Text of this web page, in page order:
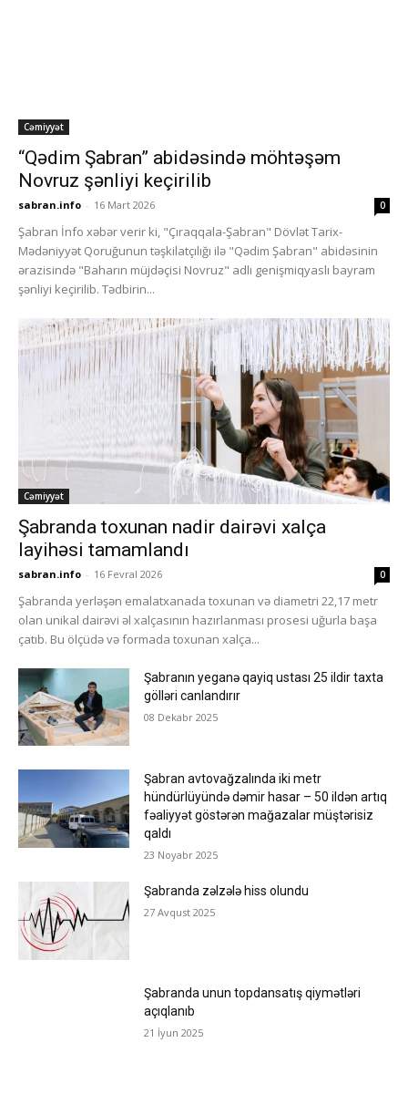
Cəmiyyət
“Qədim Şabran” abidəsində möhtəşəm
Novruz şənliyi keçirilib
sabran.info - 16 Mart 2026 0
Şabran İnfo xəbər verir ki, "Çıraqqala-Şabran" Dövlət Tarix-
Mədəniyyət Qoruğunun təşkilatçılığı ilə "Qədim Şabran" abidəsinin
ərazisində "Baharın müjdəçisi Novruz" adlı genişmiqyaslı bayram
şənliyi keçirilib. Tədbirin...
Cəmiyyət
Şabranda toxunan nadir dairəvi xalça
layihəsi tamamlandı
sabran.info - 16 Fevral 2026 0
Şabranda yerləşən emalatxanada toxunan və diametri 22,17 metr
olan unikal dairəvi əl xalçasının hazırlanması prosesi uğurla başa
çatıb. Bu ölçüdə və formada toxunan xalça...
Şabranın yeganə qayiq ustası 25 ildir taxta
gölləri canlandırır
08 Dekabr 2025
Şabran avtovağzalında iki metr
hündürlüyündə dəmir hasar – 50 ildən artıq
fəaliyyət göstərən mağazalar müştərisiz
qaldı
23 Noyabr 2025
Şabranda zəlzələ hiss olundu
27 Avqust 2025
Şabranda unun topdansatış qiymətləri
açıqlanıb
21 İyun 2025